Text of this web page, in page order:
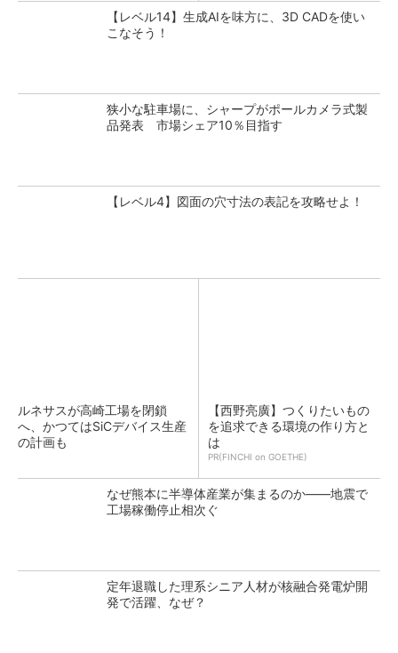
【レベル14】生成AIを味方に、3D CADを使い
こなそう！
狭小な駐車場に、シャープがポールカメラ式製
品発表 市場シェア10％目指す
【レベル4】図面の穴寸法の表記を攻略せよ！
ルネサスが高崎工場を閉鎖
へ、かつてはSiCデバイス生産
の計画も
【西野亮廣】つくりたいもの
を追求できる環境の作り方と
は
PR(FINCHI on GOETHE)
なぜ熊本に半導体産業が集まるのか――地震で
工場稼働停止相次ぐ
定年退職した理系シニア人材が核融合発電炉開
発で活躍、なぜ？